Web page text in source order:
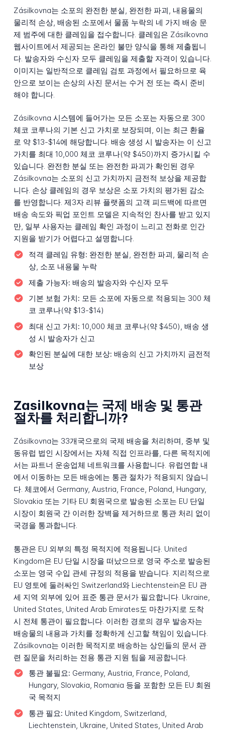
Zásilkovna는 소포의 완전한 분실, 완전한 파괴, 내용물의
물리적 손상, 배송된 소포에서 물품 누락의 네 가지 배송 문
제 범주에 대한 클레임을 접수합니다. 클레임은 Zásilkovna
웹사이트에서 제공되는 온라인 불만 양식을 통해 제출됩니
다. 발송자와 수신자 모두 클레임을 제출할 자격이 있습니다.
이미지는 일반적으로 클레임 검토 과정에서 필요하므로 육
안으로 보이는 손상의 사진 문서는 수거 전 또는 즉시 준비
해야 합니다.
Zásilkovna 시스템에 들어가는 모든 소포는 자동으로 300
체코 코루나의 기본 신고 가치로 보장되며, 이는 최근 환율
로 약 $13-$14에 해당합니다. 배송 생성 시 발송자는 이 신고
가치를 최대 10,000 체코 코루나(약 $450)까지 증가시킬 수
있습니다. 완전한 분실 또는 완전한 파괴가 확인된 경우
Zásilkovna는 소포의 신고 가치까지 금전적 보상을 제공합
니다. 손상 클레임의 경우 보상은 소포 가치의 평가된 감소
를 반영합니다. 제3자 리뷰 플랫폼의 고객 피드백에 따르면
배송 속도와 픽업 포인트 모델은 지속적인 찬사를 받고 있지
만, 일부 사용자는 클레임 확인 과정이 느리고 전화로 인간
지원을 받기가 어렵다고 설명합니다.
적격 클레임 유형: 완전한 분실, 완전한 파괴, 물리적 손
상, 소포 내용물 누락
제출 가능자: 배송의 발송자와 수신자 모두
기본 보험 가치: 모든 소포에 자동으로 적용되는 300 체
코 코루나(약 $13-$14)
최대 신고 가치: 10,000 체코 코루나(약 $450), 배송 생
성 시 발송자가 신고
확인된 분실에 대한 보상: 배송의 신고 가치까지 금전적
보상
Zasilkovna는 국제 배송 및 통관
절차를 처리합니까?
Zásilkovna는 33개국으로의 국제 배송을 처리하며, 중부 및
동유럽 법인 시장에서는 자체 직접 인프라를, 다른 목적지에
서는 파트너 운송업체 네트워크를 사용합니다. 유럽연합 내
에서 이동하는 모든 배송에는 통관 절차가 적용되지 않습니
다. 체코에서 Germany, Austria, France, Poland, Hungary,
Slovakia 또는 기타 EU 회원국으로 발송된 소포는 EU 단일
시장이 회원국 간 이러한 장벽을 제거하므로 통관 처리 없이
국경을 통과합니다.
통관은 EU 외부의 특정 목적지에 적용됩니다. United
Kingdom은 EU 단일 시장을 떠났으므로 영국 주소로 발송된
소포는 영국 수입 관세 규정의 적용을 받습니다. 지리적으로
EU 영토에 둘러싸인 Switzerland와 Liechtenstein은 EU 관
세 지역 외부에 있어 표준 통관 문서가 필요합니다. Ukraine,
United States, United Arab Emirates도 마찬가지로 도착
시 전체 통관이 필요합니다. 이러한 경로의 경우 발송자는
배송물의 내용과 가치를 정확하게 신고할 책임이 있습니다.
Zásilkovna는 이러한 목적지로 배송하는 상인들의 문서 관
련 질문을 처리하는 전용 통관 지원 팀을 제공합니다.
통관 불필요: Germany, Austria, France, Poland,
Hungary, Slovakia, Romania 등을 포함한 모든 EU 회원
국 목적지
통관 필요: United Kingdom, Switzerland,
Liechtenstein, Ukraine, United States, United Arab